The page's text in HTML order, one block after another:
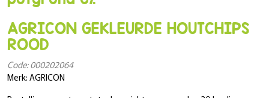
AGRICON GEKLEURDE HOUTCHIPS
ROOD
Code: 000202064
Merk: AGRICON